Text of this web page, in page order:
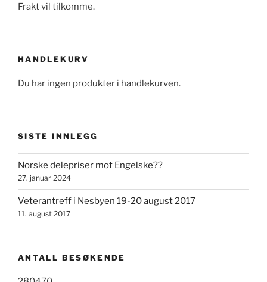
Frakt vil tilkomme.
HANDLEKURV
Du har ingen produkter i handlekurven.
SISTE INNLEGG
Norske delepriser mot Engelske??
27. januar 2024
Veterantreff i Nesbyen 19-20 august 2017
11. august 2017
ANTALL BESØKENDE